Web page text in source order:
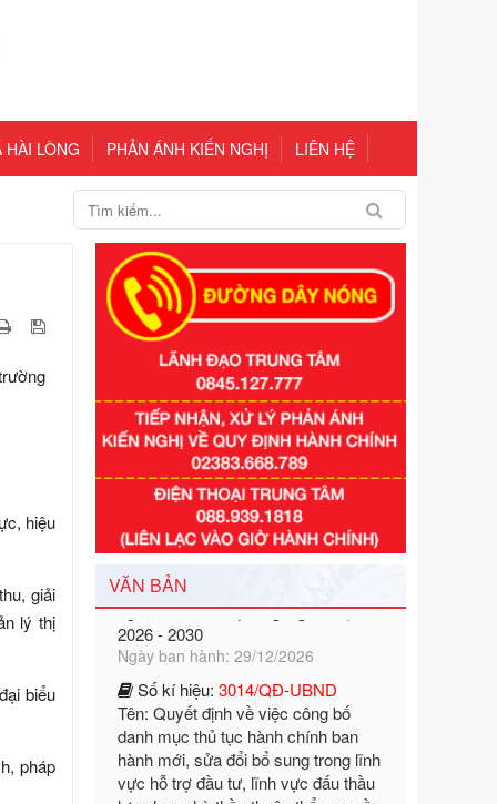
HÀI LÒNG PHẢN ÁNH KIẾN NGHỊ LIÊN HỆ
hiệu
giải
lý thị
biểu
pháp
VĂN BẢN
Số kí hiệu:351/2025/NĐ-CP
Tên: Nghị định số 351/2025/NĐ-CP
của Chính phủ: Quy định chuẩn
nghèo đa chiều quốc gia giai đoạn
2026 - 2030
Ngày ban hành: 29/12/2026
Số kí hiệu:
Tên: Quyết định về việc công bố
danh mục thủ tục hành chính ban
hành mới, sửa đổi bổ sung trong lĩnh
vực hỗ trợ đầu tư, lĩnh vực đấu thầu
lựa chọn nhà thầu thuộc thẩm quyền
giải quyết của Sở Tài chính và Ban
Quản lý Khu kinh tế Đông Nam
Nghệ An
Ngày ban hành: 23/09/2026